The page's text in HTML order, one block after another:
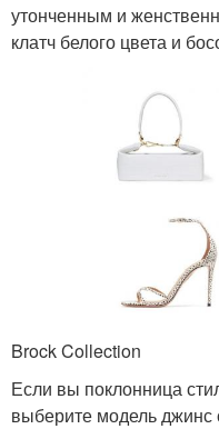
утонченным и
клатч белого цвета и
Brock Collection
Если вы поклонница
выберите модель